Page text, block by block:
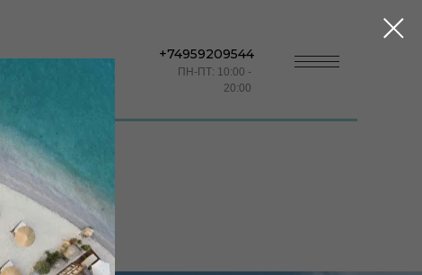
+74959209544
ПН-ПТ: 10:00 -
20:00
КОНТАКТЫ